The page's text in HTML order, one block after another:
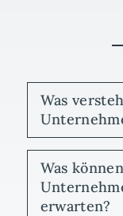
Was
Was
erwarten?